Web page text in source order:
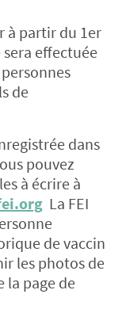
à partir du 1er
effectuée
de
dans
pouvez
à écrire à
La FEI
de vaccin
les photos de
la page de